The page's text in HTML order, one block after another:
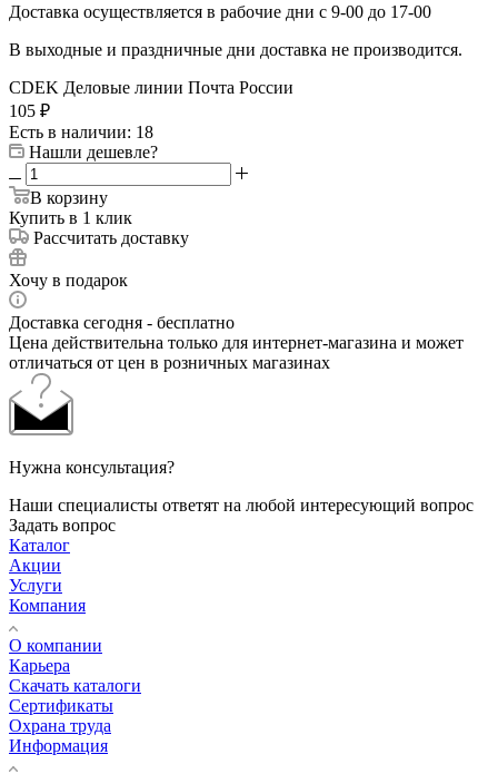
Доставка осуществляется в рабочие дни с 9-00 до 17-00
В выходные и праздничные дни доставка не производится.
CDEK Деловые линии Почта России
105 ₽
Есть в наличии: 18
Нашли дешевле?
В корзину
Купить в 1 клик
Рассчитать доставку
Хочу в подарок
Доставка сегодня - бесплатно
Цена действительна только для интернет-магазина и может
отличаться от цен в розничных магазинах
Нужна консультация?
Наши специалисты ответят на любой интересующий вопрос
Задать вопрос
Каталог
Акции
Услуги
Компания
О компании
Карьера
Cкачать каталоги
Сертификаты
Охрана труда
Информация